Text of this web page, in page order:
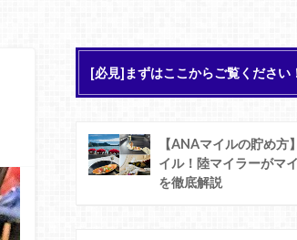
[必見]まずはここからご覧ください
【ANAマイルの貯め方
イル！陸マイラーがマ
を徹底解説